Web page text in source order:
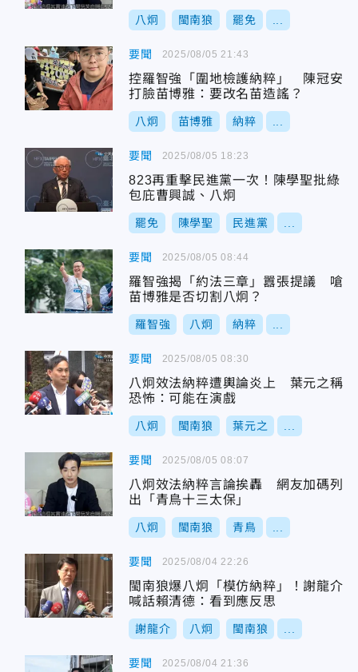
八炯 閩南狼 罷免
要聞
控羅智強「圍地檢護納粹」 陳冠安
打臉苗博雅：要改名苗造謠？
八炯 苗博雅 納粹
2025/08/05 21:43
要聞
823再重擊民進黨一次！陳學聖批綠
包庇曹興誠、八炯
罷免 陳學聖 民進黨
2025/08/05 18:23
要聞
羅智強揭「約法三章」囂張提議 嗆
苗博雅是否切割八炯？
羅智強 八炯 納粹
2025/08/05 08:44
要聞
八炯效法納粹遭輿論炎上 葉元之稱
恐怖：可能在演戲
八炯 閩南狼 葉元之
2025/08/05 08:30
要聞
八炯效法納粹言論挨轟 網友加碼列
出「青鳥十三太保」
八炯 閩南狼 青鳥
2025/08/05 08:07
要聞
閩南狼爆八炯「模仿納粹」！謝龍介
喊話賴清德：看到應反思
謝龍介 八炯 閩南狼
2025/08/04 22:26
要聞 2025/08/04 21:36